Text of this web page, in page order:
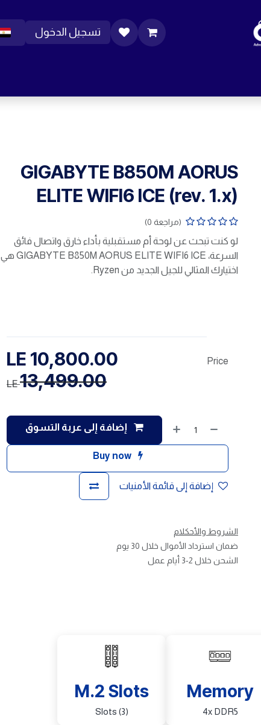
تسجيل الدخول
GIGABYTE B850M AORUS
ELITE WIFI6 ICE (rev. 1.x)
(مراجعة 0)
لو كنت تبحث عن لوحة أم مستقبلية بأداء خارق واتصال فائق
السرعة، GIGABYTE B850M AORUS ELITE WIFI6 ICE هي
اختيارك المثالي للجيل الجديد من Ryzen.
إضافة إلى عربة التسوق
Buy now
إضافة إلى قائمة الأمنيات
Price
10,800.00
13,499.00
LE
الشروط والأحكلام
ضمان استرداد الأموال خلال 30 يوم
الشحن خلال 2-3 أيام عمل
Memory
4x DDR5
M.2 Slots
(3) Slots